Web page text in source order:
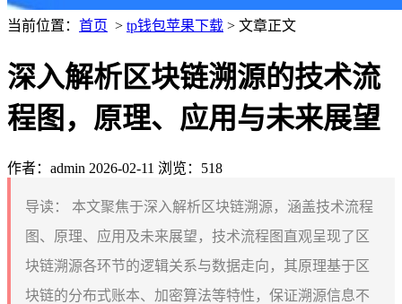
当前位置： 首页 > tp钱包苹果下载 > 文章正文
深入解析区块链溯源的技术流
程图，原理、应用与未来展望
作者：admin 2026-02-11 浏览：518
导读：
本文聚焦于深入解析区块链溯源，涵盖技术流程
图、原理、应用及未来展望，技术流程图直观呈现了区
块链溯源各环节的逻辑关系与数据走向，其原理基于区
块链的分布式账本、加密算法等特性，保证溯源信息不